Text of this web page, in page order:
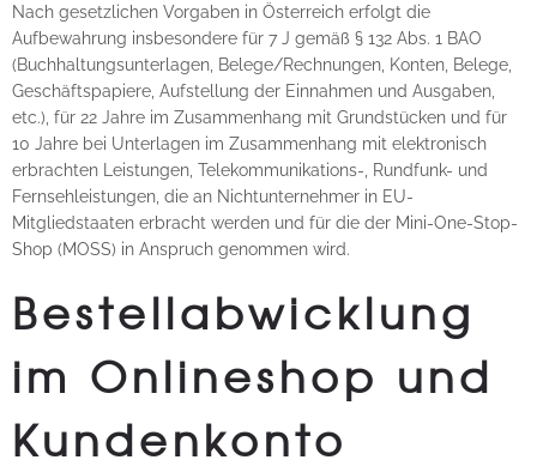
Nach gesetzlichen Vorgaben in Österreich erfolgt die
Aufbewahrung insbesondere für 7 J gemäß § 132 Abs. 1 BAO
(Buchhaltungsunterlagen, Belege/Rechnungen, Konten, Belege,
Geschäftspapiere, Aufstellung der Einnahmen und Ausgaben,
etc.), für 22 Jahre im Zusammenhang mit Grundstücken und für
10 Jahre bei Unterlagen im Zusammenhang mit elektronisch
erbrachten Leistungen, Telekommunikations-, Rundfunk- und
Fernsehleistungen, die an Nichtunternehmer in EU-
Mitgliedstaaten erbracht werden und für die der Mini-One-Stop-
Shop (MOSS) in Anspruch genommen wird.
Bestellabwicklung
im Onlineshop und
Kundenkonto